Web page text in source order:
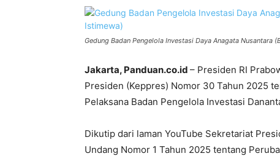
Gedung Badan Pengelola Investasi Daya Anagata Nusantara
Jakarta, Panduan.co.id – Presiden RI
Presiden (Keppres) Nomor 30 Tahun 2025
Pelaksana Badan Pengelola Investasi
Dikutip dari laman YouTube Sekretariat
Undang Nomor 1 Tahun 2025 tentang